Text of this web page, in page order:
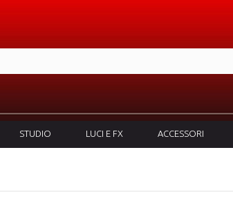
STUDIO LUCI E FX ACCESSORI